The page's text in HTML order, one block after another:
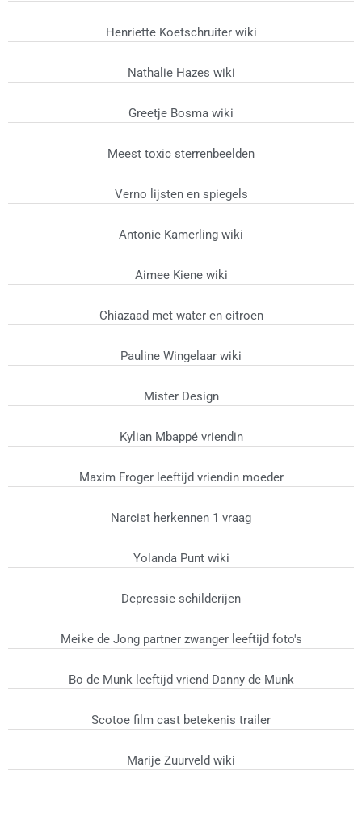
Henriette Koetschruiter wiki
Nathalie Hazes wiki
Greetje Bosma wiki
Meest toxic sterrenbeelden
Verno lijsten en spiegels
Antonie Kamerling wiki
Aimee Kiene wiki
Chiazaad met water en citroen
Pauline Wingelaar wiki
Mister Design
Kylian Mbappé vriendin
Maxim Froger leeftijd vriendin moeder
Narcist herkennen 1 vraag
Yolanda Punt wiki
Depressie schilderijen
Meike de Jong partner zwanger leeftijd foto's
Bo de Munk leeftijd vriend Danny de Munk
Scotoe film cast betekenis trailer
Marije Zuurveld wiki